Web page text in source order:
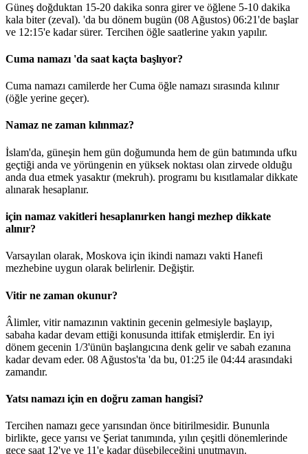
Güneş doğduktan 15-20 dakika sonra girer ve öğlene 5-10 dakika
kala biter (zeval). 'da bu dönem bugün (08 Ağustos) 06:21'de başlar
ve 12:15'e kadar sürer. Tercihen öğle saatlerine yakın yapılır.
Cuma namazı 'da saat kaçta başlıyor?
Cuma namazı camilerde her Cuma öğle namazı sırasında kılınır
(öğle yerine geçer).
Namaz ne zaman kılınmaz?
İslam'da, güneşin hem gün doğumunda hem de gün batımında ufku
geçtiği anda ve yörüngenin en yüksek noktası olan zirvede olduğu
anda dua etmek yasaktır (mekruh). programı bu kısıtlamalar dikkate
alınarak hesaplanır.
için namaz vakitleri hesaplanırken hangi mezhep dikkate
alınır?
Varsayılan olarak, Moskova için ikindi namazı vakti Hanefi
mezhebine uygun olarak belirlenir. Değiştir.
Vitir ne zaman okunur?
Âlimler, vitir namazının vaktinin gecenin gelmesiyle başlayıp,
sabaha kadar devam ettiği konusunda ittifak etmişlerdir. En iyi
dönem gecenin 1/3'ünün başlangıcına denk gelir ve sabah ezanına
kadar devam eder. 08 Ağustos'ta 'da bu, 01:25 ile 04:44 arasındaki
zamandır.
Yatsı namazı için en doğru zaman hangisi?
Tercihen namazı gece yarısından önce bitirilmesidir. Bununla
birlikte, gece yarısı ve Şeriat tanımında, yılın çeşitli dönemlerinde
gece saat 12'ye ve 11'e kadar düşebileceğini unutmayın.